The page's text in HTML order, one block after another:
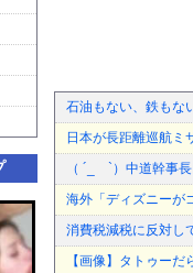
石油もない、鉄もな
日本が長距離巡航ミ
（ ´_ゝ`）中道幹事
海外「ディズニーが
消費税減税に反対し
【画像】タトゥー